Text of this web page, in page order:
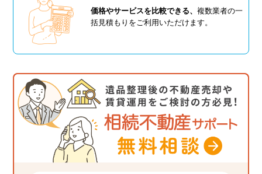
価格やサービスを比較できる、複数業者の一
括見積もりをご利用いただけます。